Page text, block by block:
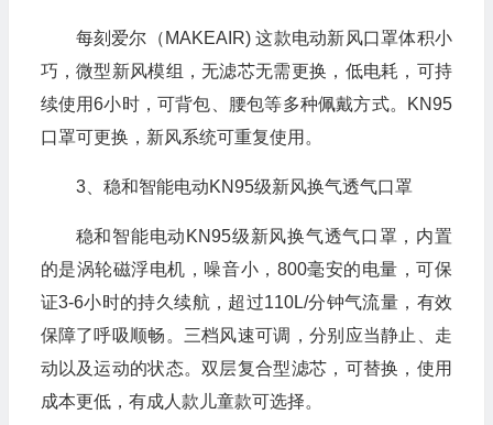
每刻爱尔（MAKEAIR) 这款电动新风口罩体积小
巧，微型新风模组，无滤芯无需更换，低电耗，可持
续使用6小时，可背包、腰包等多种佩戴方式。KN95
口罩可更换，新风系统可重复使用。
3、稳和智能电动KN95级新风换气透气口罩
稳和智能电动KN95级新风换气透气口罩，内置
的是涡轮磁浮电机，噪音小，800毫安的电量，可保
证3-6小时的持久续航，超过110L/分钟气流量，有效
保障了呼吸顺畅。三档风速可调，分别应当静止、走
动以及运动的状态。双层复合型滤芯，可替换，使用
成本更低，有成人款儿童款可选择。